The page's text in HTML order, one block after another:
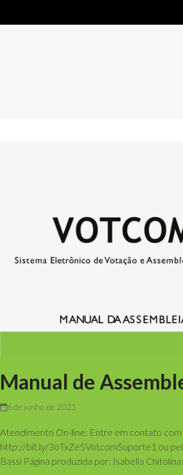
Manual de
6 de junho de 2021
Atendimento On-line: Entre em contato
http://bit.ly/3oTxZe5VotcomSuporte1 ou
Bassi Página produzida por: Isabella